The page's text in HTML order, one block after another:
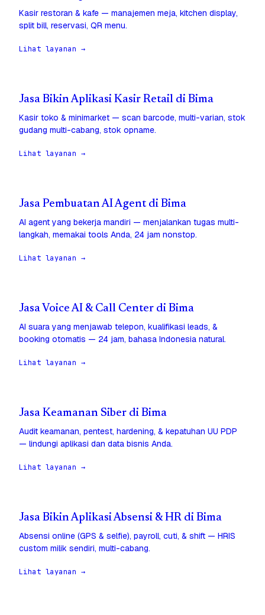
Kasir restoran & kafe — manajemen meja, kitchen display,
split bill, reservasi, QR menu.
Lihat layanan →
Jasa Bikin Aplikasi Kasir Retail di Bima
Kasir toko & minimarket — scan barcode, multi-varian, stok
gudang multi-cabang, stok opname.
Lihat layanan →
Jasa Pembuatan AI Agent di Bima
AI agent yang bekerja mandiri — menjalankan tugas multi-
langkah, memakai tools Anda, 24 jam nonstop.
Lihat layanan →
Jasa Voice AI & Call Center di Bima
AI suara yang menjawab telepon, kualifikasi leads, &
booking otomatis — 24 jam, bahasa Indonesia natural.
Lihat layanan →
Jasa Keamanan Siber di Bima
Audit keamanan, pentest, hardening, & kepatuhan UU PDP
— lindungi aplikasi dan data bisnis Anda.
Lihat layanan →
Jasa Bikin Aplikasi Absensi & HR di Bima
Absensi online (GPS & selfie), payroll, cuti, & shift — HRIS
custom milik sendiri, multi-cabang.
Lihat layanan →